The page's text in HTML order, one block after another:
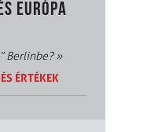
EURÓPA
Berlinbe?»
ÉRTÉKEK